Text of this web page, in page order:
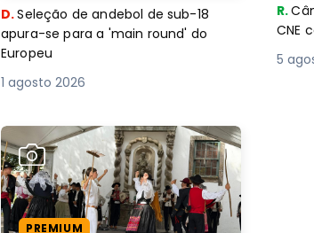
D.Seleção de andebol de sub-18
apura-se para a 'main round' do
Europeu
1 agosto 2026
R.
5
PREMIUM